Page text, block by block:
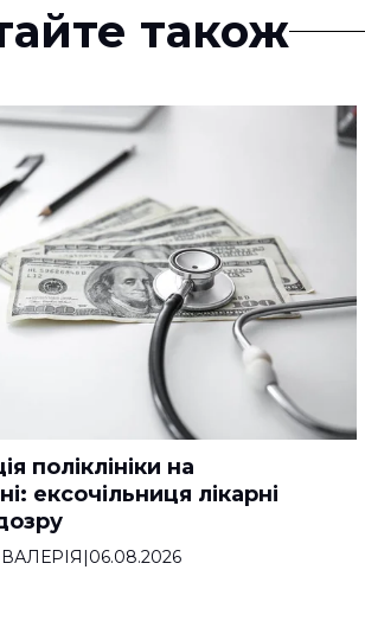
також
поліклініки на
ексочільниця лікарні
|06.08.2026